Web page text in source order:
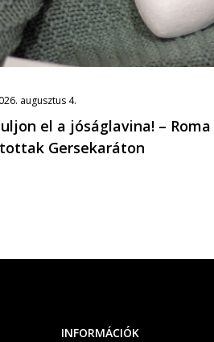
augusztus 4.
el a jóságlavina! –
Gersekaráton
INFORMÁCIÓK